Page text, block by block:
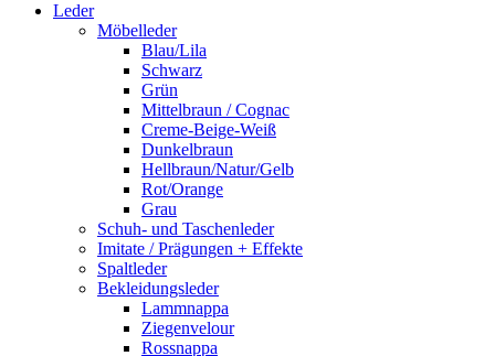
Leder
Möbelleder
Blau/Lila
Schwarz
Grün
Mittelbraun / Cognac
Creme-Beige-Weiß
Dunkelbraun
Hellbraun/Natur/Gelb
Rot/Orange
Grau
Schuh- und Taschenleder
Imitate / Prägungen + Effekte
Spaltleder
Bekleidungsleder
Lammnappa
Ziegenvelour
Rossnappa